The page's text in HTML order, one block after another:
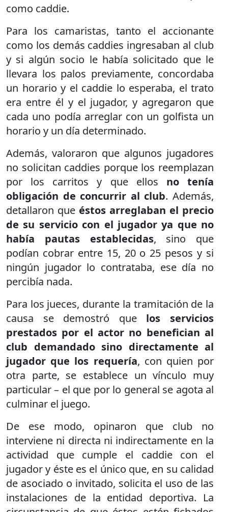
como caddie.
Para los camaristas, tanto el accionante
como los demás caddies ingresaban al club
y si algún socio le había solicitado que le
llevara los palos previamente, concordaba
un horario y el caddie lo esperaba, el trato
era entre él y el jugador, y agregaron que
cada uno podía arreglar con un golfista un
horario y un día determinado.
Además, valoraron que algunos jugadores
no solicitan caddies porque los reemplazan
por los carritos y que ellos no tenía
obligación de concurrir al club. Además,
detallaron que éstos arreglaban el precio
de su servicio con el jugador ya que no
había pautas establecidas, sino que
podían cobrar entre 15, 20 o 25 pesos y si
ningún jugador lo contrataba, ese día no
percibía nada.
Para los jueces, durante la tramitación de la
causa se demostró que los servicios
prestados por el actor no benefician al
club demandado sino directamente al
jugador que los requería, con quien por
otra parte, se establece un vínculo muy
particular – el que por lo general se agota al
culminar el juego.
De ese modo, opinaron que club no
interviene ni directa ni indirectamente en la
actividad que cumple el caddie con el
jugador y éste es el único que, en su calidad
de asociado o invitado, solicita el uso de las
instalaciones de la entidad deportiva. La